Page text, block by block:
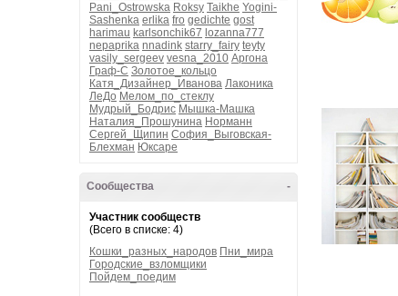
Pani_Ostrowska Roksy Taikhe Yogini-
Sashenka erlika fro gedichte gost
harimau karlsonchik67 lozanna777
nepaprika nnadink starry_fairy teyty
vasily_sergeev vesna_2010 Аргона
Граф-С Золотое_кольцо
Катя_Дизайнер_Иванова Лаконика
ЛеДо Мелом_по_стеклу
Мудрый_Бодрис Мышка-Машка
Наталия_Прошунина Норманн
Сергей_Щипин София_Выговская-
Блехман Юксаре
-
Сообщества
Участник сообществ
(Всего в списке: 4)
Кошки_разных_народов Пни_мира
Городские_взломщики
Пойдем_поедим